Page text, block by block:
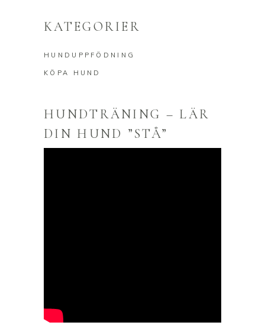
KATEGORIER
HUNDUPPFÖDNING
KÖPA HUND
HUNDTRÄNING – LÄR
DIN HUND ”STÅ”